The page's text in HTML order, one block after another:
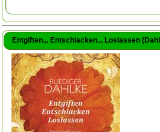
Entgiften... Entschlacken... Loslassen